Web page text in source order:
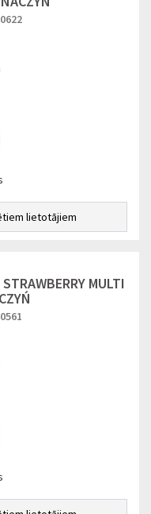
lietotājiem
MULTI